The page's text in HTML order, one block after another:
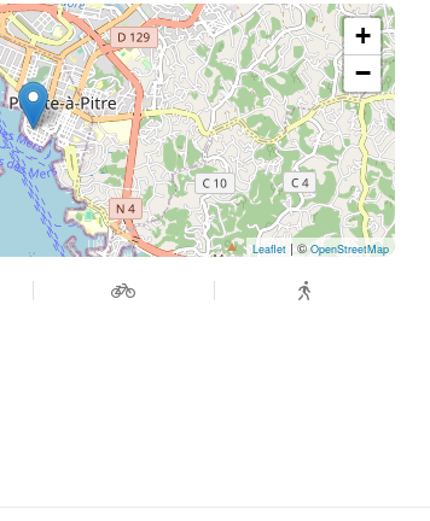
+
−
Leaflet | ©OpenStreetMap